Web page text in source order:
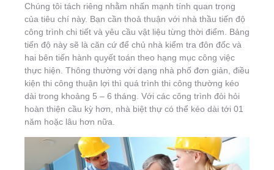
Chúng tôi tách riêng nhằm nhấn mạnh tính quan trọng
của tiêu chí này. Bạn cần thoả thuận với nhà thầu tiến độ
công trình chi tiết và yêu cầu vật liệu từng thời điểm. Bảng
tiến độ này sẽ là căn cứ để chủ nhà kiểm tra đôn đốc và
hai bên tiến hành quyết toán theo hạng mục công việc
thực hiện. Thông thường với dạng nhà phố đơn giản, điều
kiện thi công thuận lợi thì quá trình thi công thường kéo
dài trong khoảng 5 – 6 tháng. Với các công trình đòi hỏi
hoàn thiện cầu kỳ hơn, nhà biệt thự có thể kéo dài tới 01
năm hoặc lâu hơn nữa.